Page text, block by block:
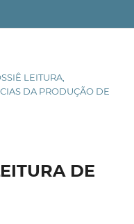
LEITURA,
DA PRODUÇÃO DE
DE